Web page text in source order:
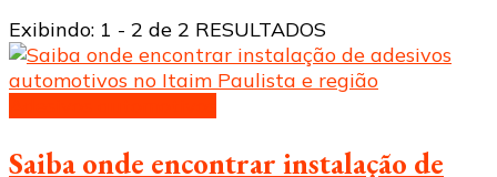
Exibindo: 1 - 2 de 2 RESULTADOS
Saiba onde encontrar instalação de